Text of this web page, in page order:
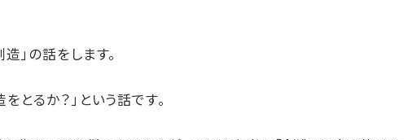
造」の話をします。
とるか？」という話です。